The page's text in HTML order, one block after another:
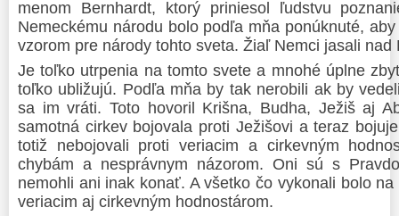
menom Bernhardt, ktorý priniesol ľudstvu
Nemeckému národu bolo podľa mňa ponúknuté,
vzorom pre národy tohto sveta. Žiaľ Nemci jasali nad
Je toľko utrpenia na tomto svete a mnohé úplne
toľko ubližujú. Podľa mňa by tak nerobili ak by
sa im vráti. Toto hovoril Krišna, Budha, Ježiš aj
samotná cirkev bojovala proti Ježišovi a teraz
totiž nebojovali proti veriacim a cirkevným
chybám a nesprávnym názorom. Oni sú s
nemohli ani inak konať. A všetko čo vykonali bolo
veriacim aj cirkevným hodnostárom.